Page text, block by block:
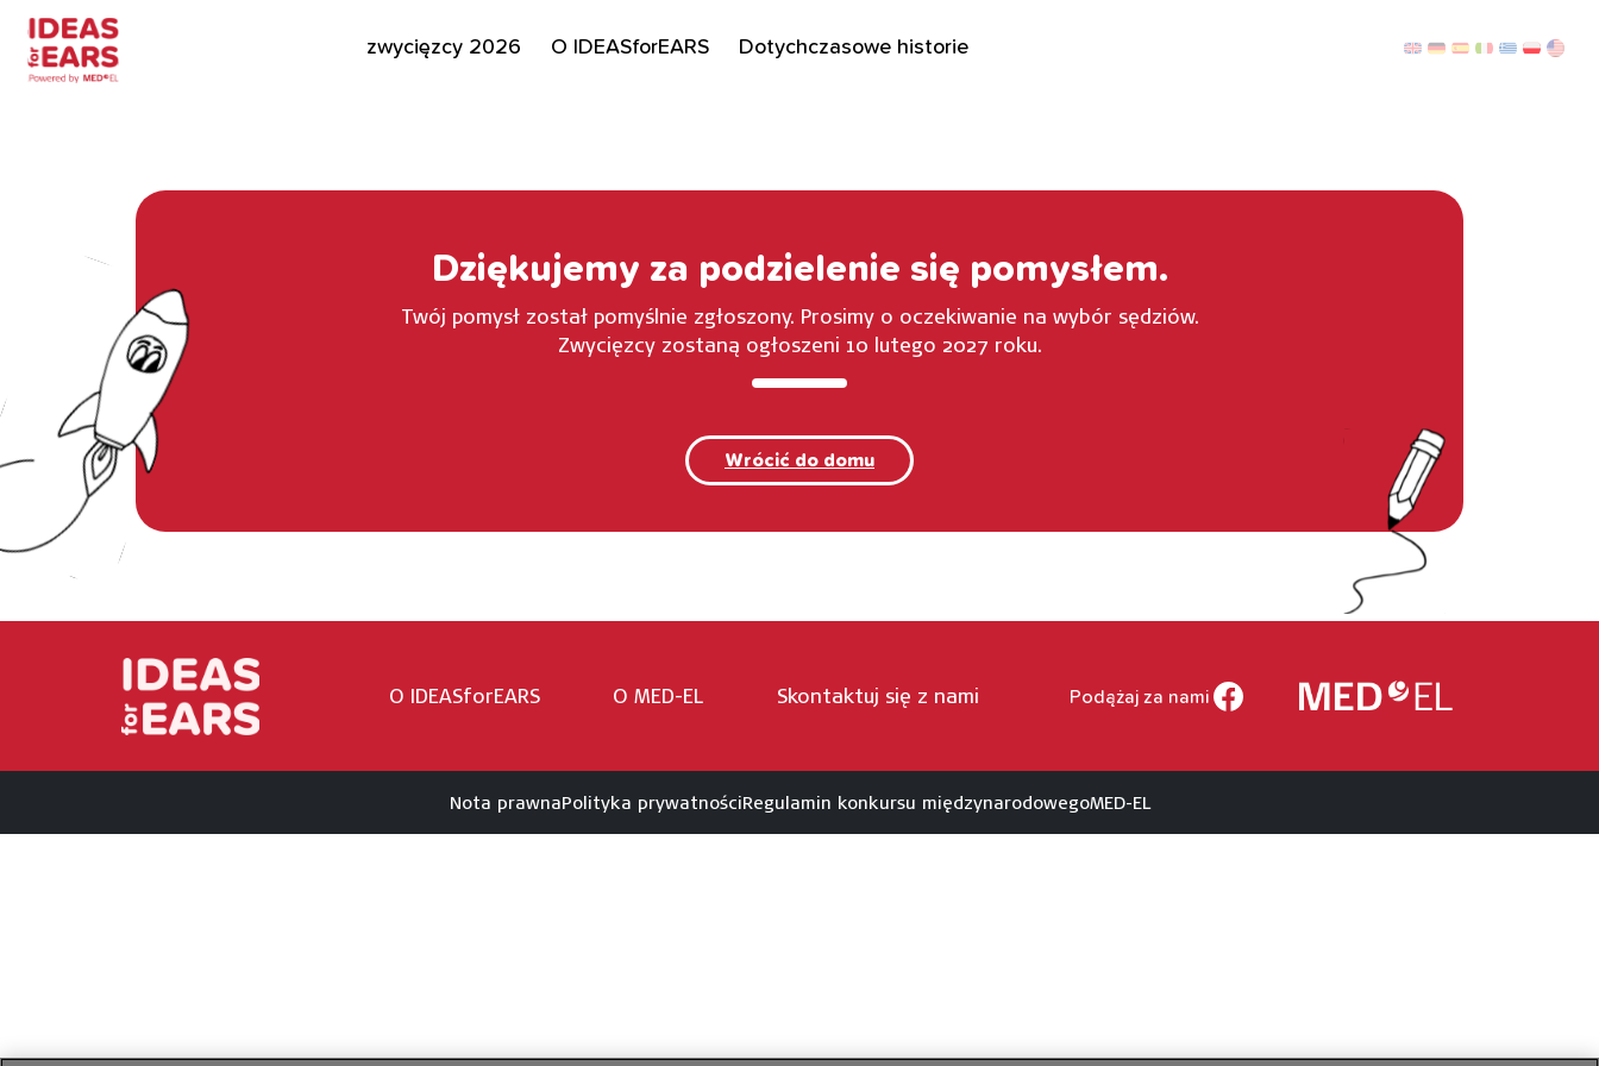
zwycięzcy 2026 O IDEASforEARS Dotychczasowe historie
Dziękujemy za podzielenie się pomysłem.
Twój pomysł został pomyślnie zgłoszony. Prosimy o oczekiwanie na wybór sędziów.
Zwycięzcy zostaną ogłoszeni 10 lutego 2027 roku.
Wrócić do domu
O IDEASforEARS O MED-EL Skontaktuj się z nami Podążaj za nami
Nota prawnaPolityka prywatnościRegulamin konkursu międzynarodowegoMED-EL